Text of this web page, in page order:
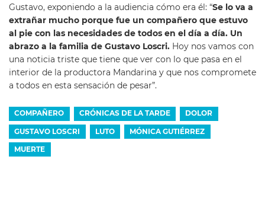
Gustavo, exponiendo a la audiencia cómo era él: “Se lo va a
extrañar mucho porque fue un compañero que estuvo
al pie con las necesidades de todos en el día a día. Un
abrazo a la familia de Gustavo Loscri. Hoy nos vamos con
una noticia triste que tiene que ver con lo que pasa en el
interior de la productora Mandarina y que nos compromete
a todos en esta sensación de pesar”.
COMPAÑERO CRÓNICAS DE LA TARDE DOLOR
GUSTAVO LOSCRI LUTO MÓNICA GUTIÉRREZ
MUERTE